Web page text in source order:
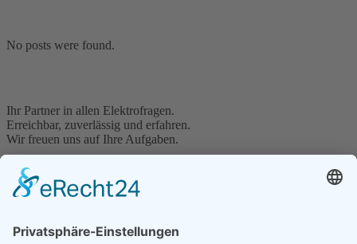
No posts were found.
Ihr Partner in allen Elektrofragen.
Erreichbar, zuverlässig und erfahren.
Wir freuen uns auf Ihre Aufgaben.
Impressum